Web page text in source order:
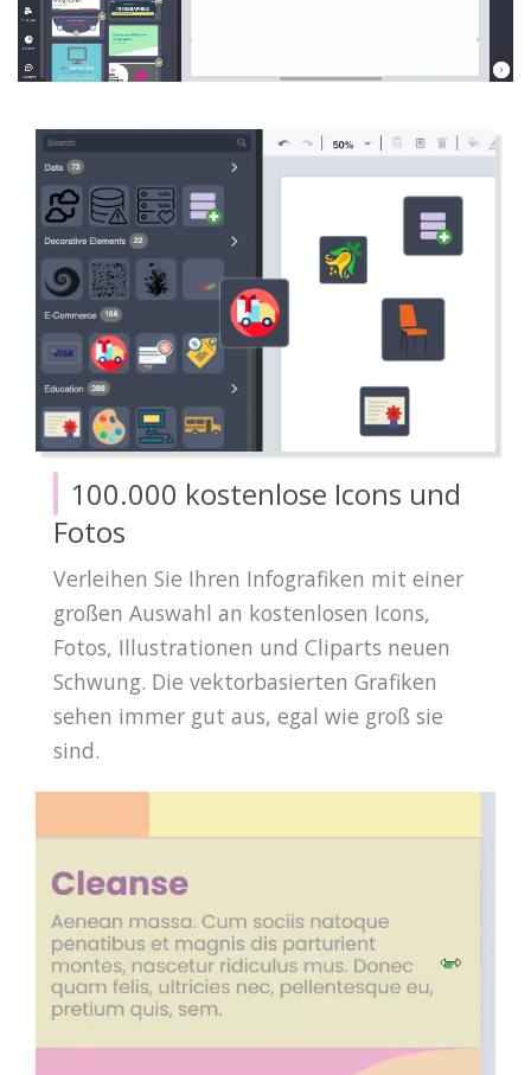
100.000 kostenlose Icons und
Fotos
Verleihen Sie Ihren Infografiken mit einer
großen Auswahl an kostenlosen Icons,
Fotos, Illustrationen und Cliparts neuen
Schwung. Die vektorbasierten Grafiken
sehen immer gut aus, egal wie groß sie
sind.